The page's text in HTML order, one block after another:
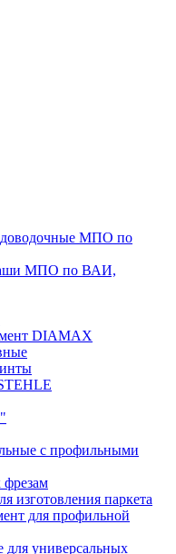
МПО по
МПО по ВАИ,
DIAMAX
с профильными
изготовления паркета
для профильной
универсальных